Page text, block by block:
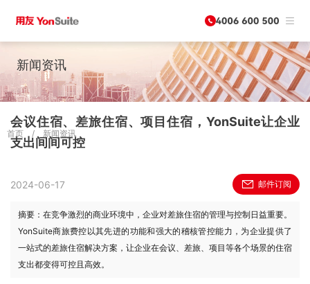
新闻资讯
首页 / 新闻资讯
会议住宿、差旅住宿、项目住宿，YonSuite让企业
支出间间可控
2024-06-17 邮件订阅
摘要：在竞争激烈的商业环境中，企业对差旅住宿的管理与控制日益重要。
YonSuite商旅费控以其先进的功能和强大的稽核管控能力，为企业提供了
一站式的差旅住宿解决方案，让企业在会议、差旅、项目等各个场景的住宿
支出都变得可控且高效。